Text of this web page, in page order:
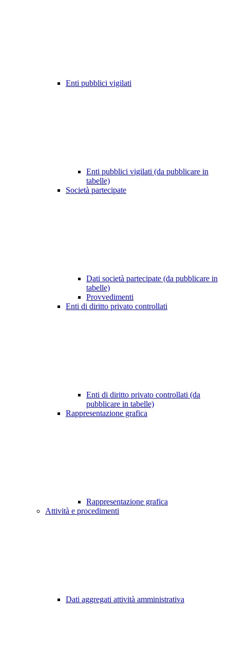
Enti pubblici vigilati
Enti pubblici vigilati (da pubblicare in
tabelle)
Società partecipate
Dati società partecipate (da pubblicare in
tabelle)
Provvedimenti
Enti di diritto privato controllati
Enti di diritto privato controllati (da
pubblicare in tabelle)
Rappresentazione grafica
Rappresentazione grafica
Attività e procedimenti
Dati aggregati attività amministrativa